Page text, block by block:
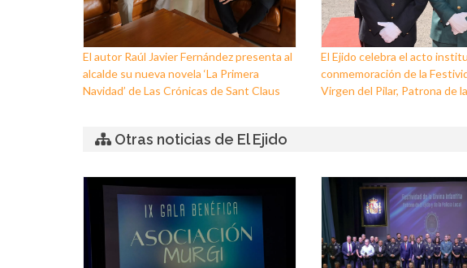
El autor Raúl Javier Fernández presenta al
alcalde su nueva novela ‘La Primera
Navidad’ de Las Crónicas de Sant Claus
El Ejido celebra el acto
conmemoración de la
Virgen del Pilar, Patrona de
Otras noticias de El Ejido